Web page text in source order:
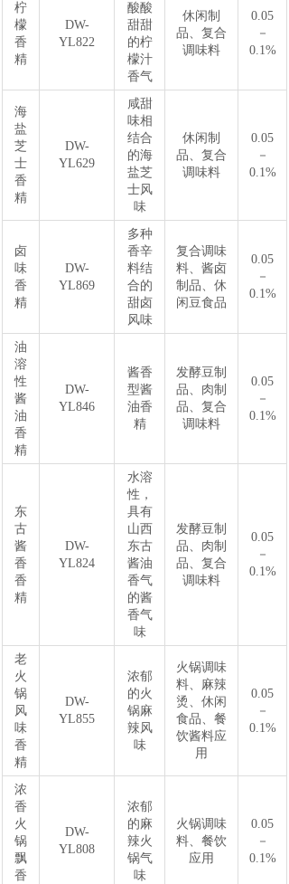
柠
檬
香
精
DW-
YL822
酸酸
甜甜
的柠
檬汁
香气
休闲制
品、复合
调味料
0.05
－
0.1%
海
盐
芝
士
香
精
DW-
YL629
咸甜
味相
结合
的海
盐芝
士风
味
休闲制
品、复合
调味料
0.05
－
0.1%
卤
味
香
精
DW-
YL869
多种
香辛
料结
合的
甜卤
风味
复合调味
料、酱卤
制品、休
闲豆食品
0.05
－
0.1%
油
溶
性
酱
油
香
精
DW-
YL846
酱香
型酱
油香
精
发酵豆制
品、肉制
品、复合
调味料
0.05
－
0.1%
东
古
酱
香
香
精
DW-
YL824
水溶
性，
具有
山西
东古
酱油
香气
的酱
香气
味
发酵豆制
品、肉制
品、复合
调味料
0.05
－
0.1%
老
火
锅
风
味
香
精
DW-
YL855
浓郁
的火
锅麻
辣风
味
火锅调味
料、麻辣
烫、休闲
食品、餐
饮酱料应
用
0.05
－
0.1%
浓
香
火
锅
飘
香
DW-
YL808
浓郁
的麻
辣火
锅气
味
火锅调味
料、餐饮
应用
0.05
－
0.1%